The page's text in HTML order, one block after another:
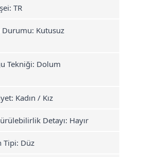
TR
Durumu: Kutusuz
Tekniği: Dolum
Kadın / Kız
Detayı: Hayır
Tipi: Düz